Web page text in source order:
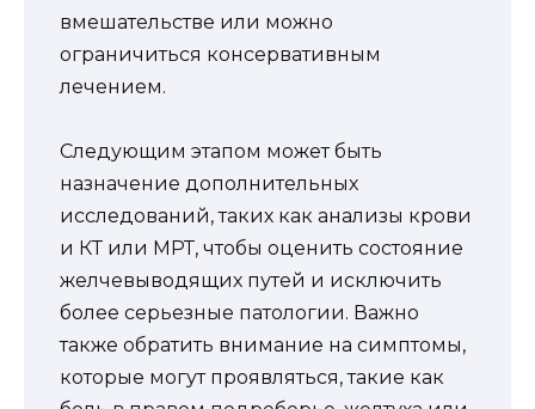
вмешательстве или можно
ограничиться консервативным
лечением.
Следующим этапом может быть
назначение дополнительных
исследований, таких как анализы крови
и КТ или МРТ, чтобы оценить состояние
желчевыводящих путей и исключить
более серьезные патологии. Важно
также обратить внимание на симптомы,
которые могут проявляться, такие как